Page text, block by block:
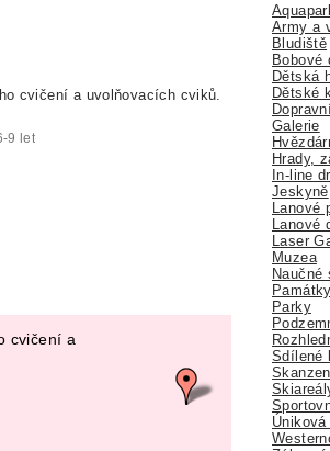
cvičení a uvolňovacích cviků.
9 let
cvičení a
Army a
Bludiště
Bobové
Dětská
Dětské
Galerie
Hrady,
In-line
Jeskyně
Lanové
Lanové
Laser
Muzea
Naučné
Parky
Sdílené
Úniková